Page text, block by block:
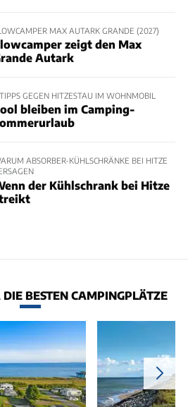
MAX AUTARK GRANDE (2027)
zeigt den Max
Autark
GEGEN HITZESTAU IM WOHNMOBIL
bleiben im Camping-
ABSORBER-KÜHLSCHRÄNKE BEI HITZE
der Kühlschrank bei Hitze
BESTEN CAMPINGPLÄTZE